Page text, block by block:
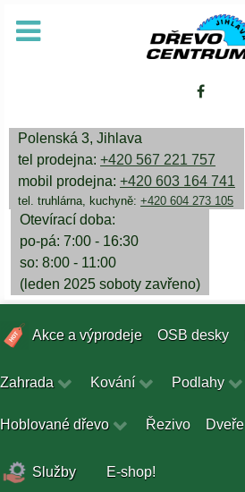
Polenská 3, Jihlava
tel prodejna: +420 567 221 757
mobil prodejna: +420 603 164 741
tel. truhlárna, kuchyně: +420 604 273 105
Otevírací doba:
po-pá: 7:00 - 16:30
so: 8:00 - 11:00
(leden 2025 soboty zavřeno)
Akce a výprodeje OSB desky
Zahrada Kování Podlahy
Hoblované dřevo Řezivo Dveře
Služby E-shop!